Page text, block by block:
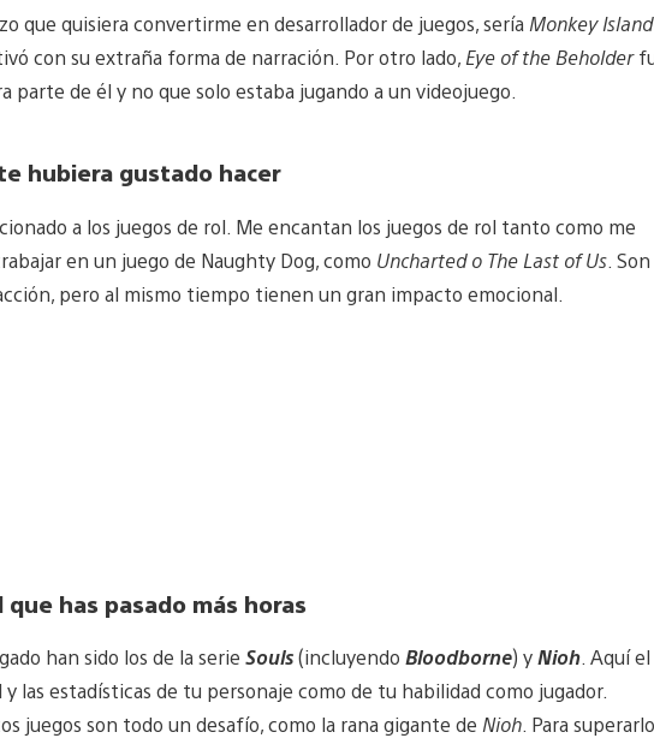
que quisiera convertirme en desarrollador de juegos, sería Monkey
con su extraña forma de narración. Por otro lado, Eye of the Beholder
de él y no que solo estaba jugando a un videojuego.
hubiera gustado hacer
a los juegos de rol. Me encantan los juegos de rol tanto como me
en un juego de Naughty Dog, como Uncharted o The Last of Us . Son
pero al mismo tiempo tienen un gran impacto emocional.
has pasado más horas
han sido los de la serie Souls(incluyendo Bloodborne) yNioh. Aquí el
las estadísticas de tu personaje como de tu habilidad como jugador.
juegos son todo un desafío, como la rana gigante de Nioh. Para